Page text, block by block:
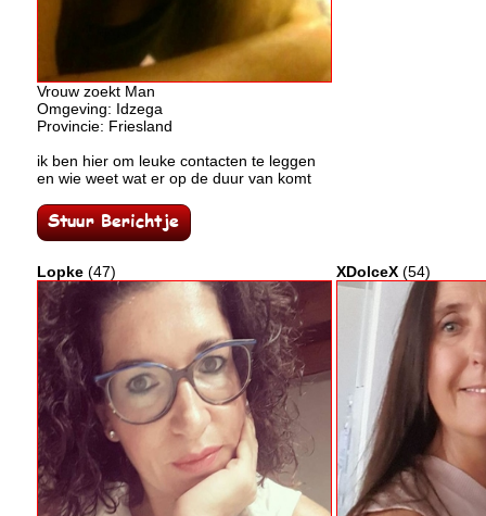
Vrouw zoekt Man
Omgeving: Idzega
Provincie: Friesland
ik ben hier om leuke contacten te leggen
en wie weet wat er op de duur van komt
Lopke (47) XDolceX (54)